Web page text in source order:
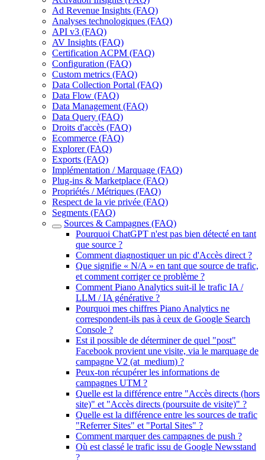
Ad Revenue Insights (FAQ)
Analyses technologiques (FAQ)
API v3 (FAQ)
AV Insights (FAQ)
Certification ACPM (FAQ)
Configuration (FAQ)
Custom metrics (FAQ)
Data Collection Portal (FAQ)
Data Flow (FAQ)
Data Management (FAQ)
Data Query (FAQ)
Droits d'accès (FAQ)
Ecommerce (FAQ)
Explorer (FAQ)
Exports (FAQ)
Implémentation / Marquage (FAQ)
Plug-ins & Marketplace (FAQ)
Propriétés / Métriques (FAQ)
Respect de la vie privée (FAQ)
Segments (FAQ)
Sources & Campagnes (FAQ)
Pourquoi ChatGPT n'est pas bien détecté en tant
que source ?
Comment diagnostiquer un pic d'Accès direct ?
Que signifie « N/A » en tant que source de trafic,
et comment corriger ce problème ?
Comment Piano Analytics suit-il le trafic IA /
LLM / IA générative ?
Pourquoi mes chiffres Piano Analytics ne
correspondent-ils pas à ceux de Google Search
Console ?
Est il possible de déterminer de quel "post"
Facebook provient une visite, via le marquage de
campagne V2 (at_medium) ?
Peux-ton récupérer les informations de
campagnes UTM ?
Quelle est la différence entre "Accès directs (hors
site)" et "Accès directs (poursuite de visite)" ?
Quelle est la différence entre les sources de trafic
"Referrer Sites" et "Portal Sites" ?
Comment marquer des campagnes de push ?
Où est classé le trafic issu de Google Newsstand
?